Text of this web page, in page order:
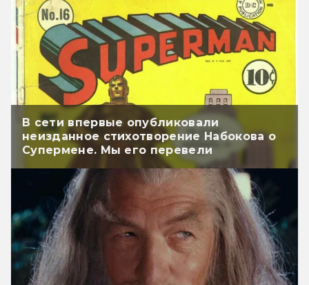
В сети впервые опубликовали
неизданное стихотворение Набокова о
Супермене. Мы его перевели